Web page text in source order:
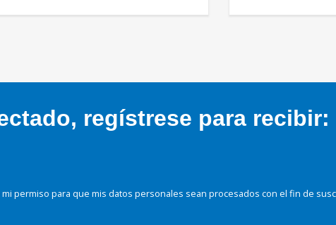
regístrese para recibir:
mi permiso para que mis datos personales sean procesados con el fin de